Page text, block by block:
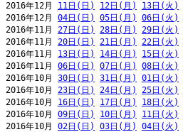
2016年12月 11日(日) 12日(月) 13日(火)
2016年12月 04日(日) 05日(月) 06日(火)
2016年11月 27日(日) 28日(月) 29日(火)
2016年11月 20日(日) 21日(月) 22日(火)
2016年11月 13日(日) 14日(月) 15日(火)
2016年11月 06日(日) 07日(月) 08日(火)
2016年10月 30日(日) 31日(月) 01日(火)
2016年10月 23日(日) 24日(月) 25日(火)
2016年10月 16日(日) 17日(月) 18日(火)
2016年10月 09日(日) 10日(月) 11日(火)
2016年10月 02日(日) 03日(月) 04日(火)